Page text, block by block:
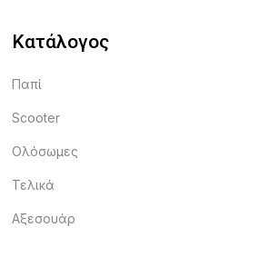
Κατάλογος
Παπί
Scooter
Ολόσωμες
Τελικά
Αξεσουάρ